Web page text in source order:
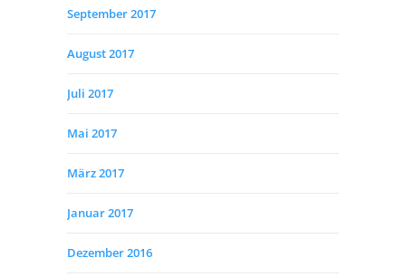
September 2017
August 2017
Juli 2017
Mai 2017
März 2017
Januar 2017
Dezember 2016